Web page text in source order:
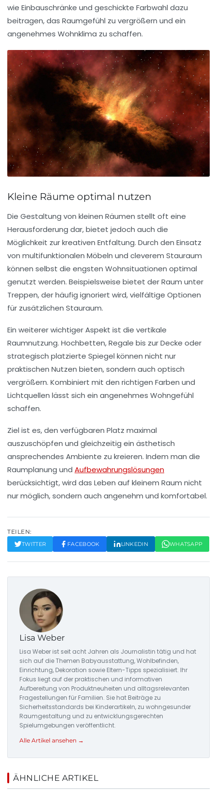
wie Einbauschränke und geschickte Farbwahl dazu
beitragen, das Raumgefühl zu vergrößern und ein
angenehmes Wohnklima zu schaffen.
Kleine Räume optimal nutzen
Die Gestaltung von kleinen Räumen stellt oft eine
Herausforderung dar, bietet jedoch auch die
Möglichkeit zur kreativen Entfaltung. Durch den Einsatz
von multifunktionalen Möbeln und cleverem Stauraum
können selbst die engsten Wohnsituationen optimal
genutzt werden. Beispielsweise bietet derRaum unter
Treppen, der häufig ignoriert wird, vielfältige Optionen
für zusätzlichen Stauraum.
Ein weiterer wichtiger Aspekt ist die vertikale
Raumnutzung. Hochbetten, Regale bis zur Decke oder
strategisch platzierte Spiegel können nicht nur
praktischen Nutzen bieten, sondern auch optisch
vergrößern. Kombiniert mit den richtigen Farben und
Lichtquellen lässt sich ein angenehmes Wohngefühl
schaffen.
Ziel ist es, den verfügbaren Platz maximal
auszuschöpfen und gleichzeitig ein ästhetisch
ansprechendes Ambiente zu kreieren. Indem man die
Raumplanung und Aufbewahrungslösungen
berücksichtigt, wird das Leben auf kleinem Raum nicht
nur möglich, sondern auch angenehm und komfortabel.
TEILEN:
TWITTER FACEBOOK LINKEDIN WHATSAPP
Lisa Weber
Lisa Weber ist seit acht Jahren als Journalistin tätig und hat
sich auf die Themen Babyausstattung, Wohlbefinden,
Einrichtung, Dekoration sowie Eltern-Tipps spezialisiert. Ihr
Fokus liegt auf der praktischen und informativen
Aufbereitung von Produktneuheiten und alltagsrelevanten
Fragestellungen für Familien. Sie hat Beiträge zu
Sicherheitsstandards bei Kinderartikeln, zu wohngesunder
Raumgestaltung und zu entwicklungsgerechten
Spielumgebungen veröffentlicht.
Alle Artikel ansehen →
ÄHNLICHE ARTIKEL